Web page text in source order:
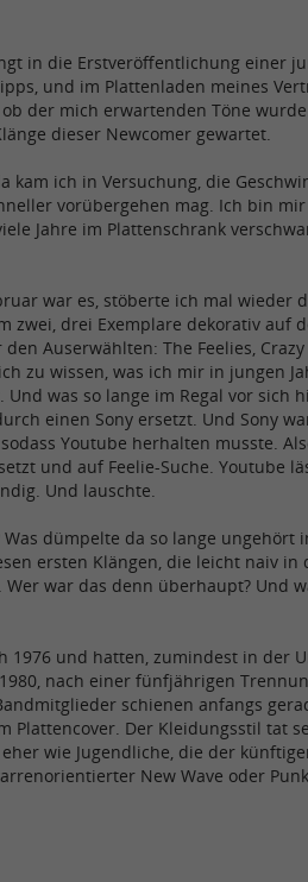
in die Erstveröffentlichung einer
und im Plattenladen meines
der mich erwartenden Töne
dieser Newcomer gewartet.
kam ich in Versuchung, die
vorübergehen mag. Ich bin
Jahre im Plattenschrank
war es, stöberte ich mal wieder
zwei, drei Exemplare dekorativ auf
Auserwählten: The Feelies,
zu wissen, was ich mir in jungen
Und was so lange im Regal vor sich
einen Sony ersetzt. Und Sony
Youtube herhalten musste.
und auf Feelie-Suche. Youtube
Und lauschte.
Was dümpelte da so lange ungehört
ersten Klängen, die leicht naiv in
Wer war das denn überhaupt? Und
1976 und hatten, zumindest in der
nach einer fünfjährigen
schienen anfangs
Plattencover. Der Kleidungsstil tat
wie Jugendliche, die der
New Wave oder